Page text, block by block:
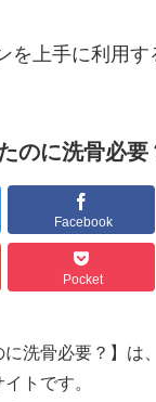
を上手に利用す
のに洗骨必要
Facebook
Pocket
に洗骨必要？】は
トです。